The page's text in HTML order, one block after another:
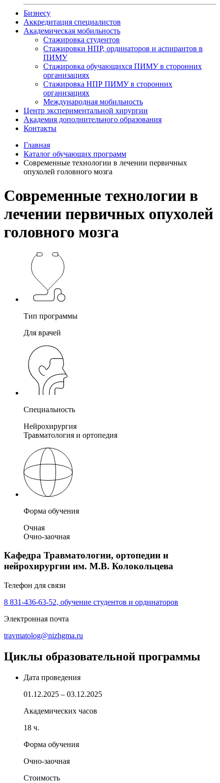
Бизнесу
Аккредитация специалистов
Академическая мобильность
Стажировка студентов
Стажировки НПР, ординаторов и аспирантов в
ПИМУ
Стажировка обучающихся ПИМУ в сторонних
организациях
Стажировка НПР ПИМУ в сторонних
организациях
Международная мобильность
Центр экспериментальной хирургии
Академия дополнительного образования
Контакты
Главная
Каталог обучающих программ
Современные технологии в лечении первичных
опухолей головного мозга
Современные технологии в
лечении первичных опухолей
головного мозга
Тип программы
Для врачей
Специальность
Нейрохирургия
Травматология и ортопедия
Форма обучения
Очная
Очно-заочная
Кафедра Травматологии, ортопедии и
нейрохирургии им. М.В. Колокольцева
Телефон для связи
8 831-436-63-52, обучение студентов и ординаторов
Электронная почта
travmatolog@nizhgma.ru
Циклы образовательной программы
Дата проведения
01.12.2025 – 03.12.2025
Академических часов
18 ч.
Форма обучения
Очно-заочная
Стоимость